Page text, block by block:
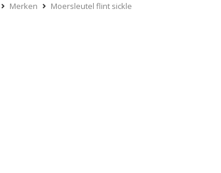
Merken Moersleutel flint sickle